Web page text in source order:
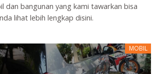
dan bangunan yang kami tawarkan bisa
lihat lebih lengkap disini.
MOBIL